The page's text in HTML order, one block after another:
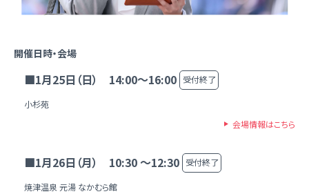
開催日時・会場
■1月25日（日） 14:00～16:00 受付終了
小杉苑
会場情報はこちら
■1月26日（月） 10:30 ～12:30 受付終了
焼津温泉 元湯 なかむら館